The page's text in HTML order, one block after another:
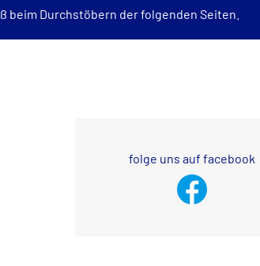
beim Durchstöbern der folgenden Seiten.
folge uns auf facebook